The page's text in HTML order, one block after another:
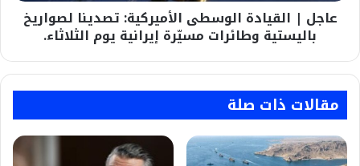
مسيّرة
الثلاثاء.
عاجل | القيادة الوسطى الأميركية: تصدينا لصواريخ
باليستية وطائرات مسيّرة إيرانية يوم الثلاثاء.
مقالات ذات صلة